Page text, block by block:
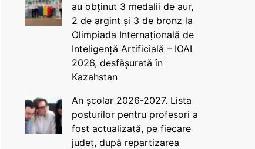
au obținut 3 medalii de aur,
2 de argint și 3 de bronz la
Olimpiada Internațională de
Inteligență Artificială – IOAI
2026, desfășurată în
Kazahstan
An școlar 2026-2027. Lista
posturilor pentru profesori a
fost actualizată, pe fiecare
județ, după repartizarea